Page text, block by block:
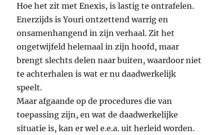
Hoe het zit met Enexis, is lastig te ontrafelen.
Enerzijds is Youri ontzettend warrig en
onsamenhangend in zijn verhaal. Zit het
ongetwijfeld helemaal in zijn hoofd, maar
brengt slechts delen naar buiten, waardoor niet
te achterhalen is wat er nu daadwerkelijk
speelt.
Maar afgaande op de procedures die van
toepassing zijn, en wat de daadwerkelijke
situatie is, kan er wel e.e.a. uit herleid worden.